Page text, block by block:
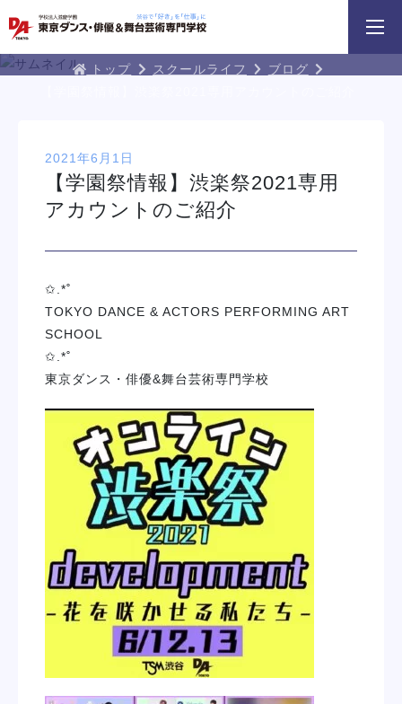
学科・専攻 資料請求 オープンキャンパス
DA TOKYOブログ
トップ スクールライフ
ブログ
2021年6月1日
【学園祭情報】渋楽祭2021専用
アカウントのご紹介
✩.*˚
TOKYO DANCE & ACTORS PERFORMING ART
SCHOOL
✩.*˚
東京ダンス・俳優&舞台芸術専門学校
学科・専攻
教育システム
就職・デビュー
スクールライフ